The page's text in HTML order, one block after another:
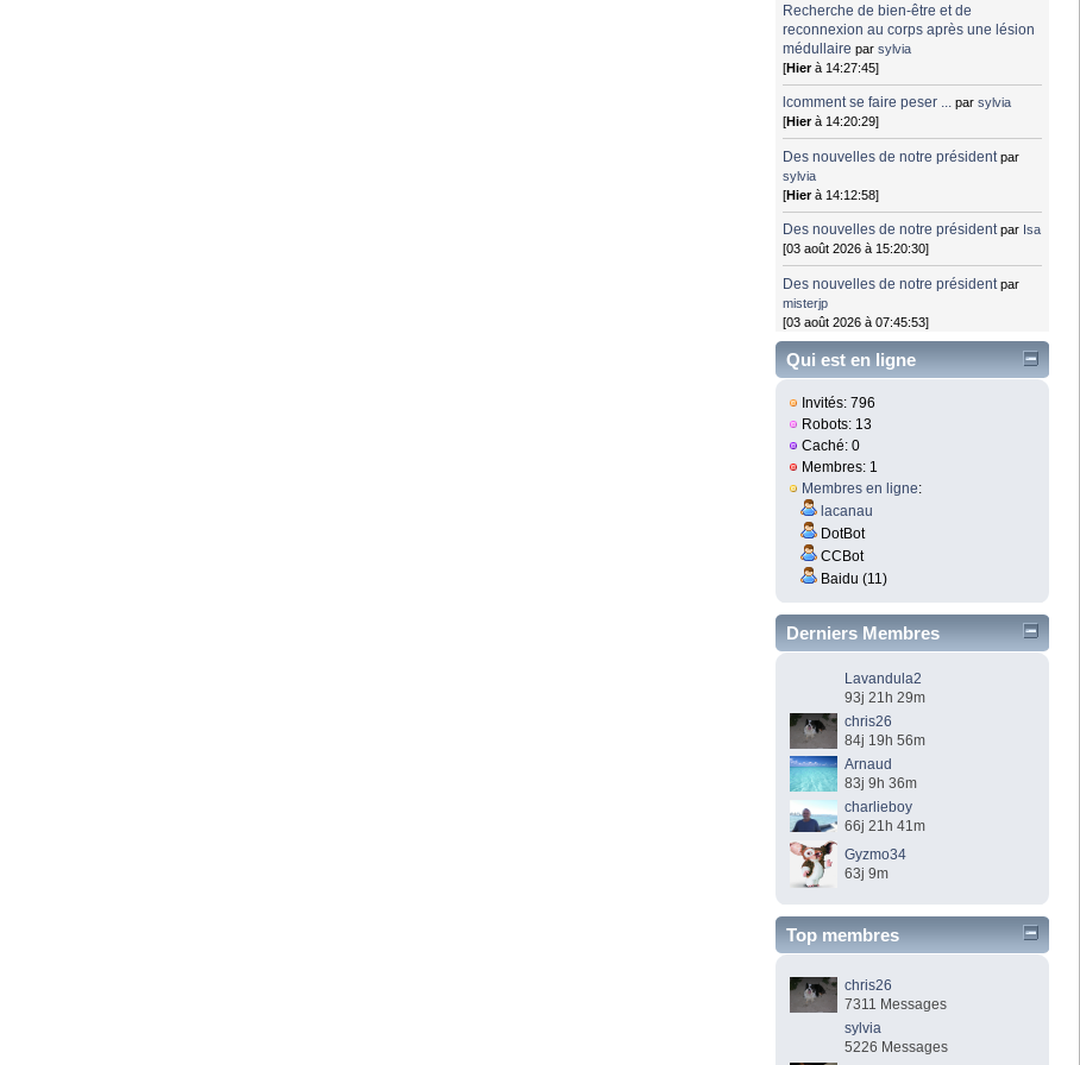
Recherche de bien-être et de
reconnexion au corps après une lésion
médullaire parsylvia
[Hierà 14:27:45]
lcomment se faire peser ... parsylvia
[Hierà 14:20:29]
Des nouvelles de notre président par
sylvia
[Hierà 14:12:58]
Des nouvelles de notre président par Isa
[03 août 2026 à 15:20:30]
Des nouvelles de notre président par
misterjp
[03 août 2026 à 07:45:53]
Qui est en ligne
Invités: 796
Robots: 13
Caché: 0
Membres: 1
Membres en ligne:
lacanau
DotBot
CCBot
Baidu (11)
Derniers Membres
Lavandula2
93j 21h 29m
chris26
84j 19h 56m
Arnaud
83j 9h 36m
charlieboy
66j 21h 41m
Gyzmo34
63j 9m
Top membres
chris26
7311 Messages
sylvia
5226 Messages